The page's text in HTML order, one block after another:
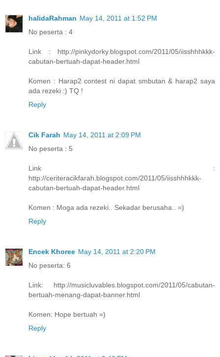
halidaRahman May 14, 2011 at 1:52 PM
No peserta : 4
Link : http://pinkydorky.blogspot.com/2011/05/iisshhhkkk-
cabutan-bertuah-dapat-header.html
Komen : Harap2 contest ni dapat smbutan & harap2 saya
ada rezeki :) TQ !
Reply
Cik Farah May 14, 2011 at 2:09 PM
No peserta : 5
Link :
http://ceriteracikfarah.blogspot.com/2011/05/iisshhhkkk-
cabutan-bertuah-dapat-header.html
Komen : Moga ada rezeki.. Sekadar berusaha.. =)
Reply
Encek Khoree May 14, 2011 at 2:20 PM
No peserta: 6
Link: http://musicluvables.blogspot.com/2011/05/cabutan-
bertuah-menang-dapat-banner.html
Komen: Hope bertuah =)
Reply